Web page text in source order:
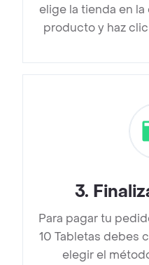
elige la tienda en
producto y haz clic
3.
Para pagar tu
10 Tabletas debes
elegir el